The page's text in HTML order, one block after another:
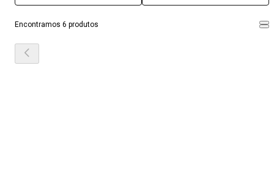
Encontramos 6 produtos